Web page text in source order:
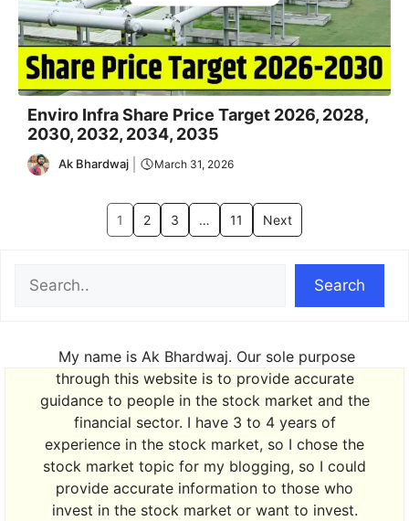
Enviro Infra Share Price Target 2026, 2028,
2030, 2032, 2034, 2035
Ak Bhardwaj March 31, 2026
1 2 3 … 11 Next
Search
Search
My name is Ak Bhardwaj. Our sole purpose
through this website is to provide accurate
guidance to people in the stock market and the
financial sector. I have 3 to 4 years of
experience in the stock market, so I chose the
stock market topic for my blogging, so I could
provide accurate information to those who
invest in the stock market or want to invest.